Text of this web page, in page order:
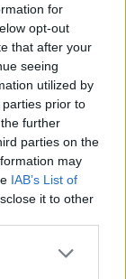
for
opt-out
that after your
seeing
utilized by
prior to
further
parties on the
may
IAB’s List of
it to other
a papi
az
a
vállaltak
is